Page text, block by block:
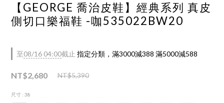
【GEORGE 喬治皮鞋】經典系列 真皮
側切口樂福鞋 -咖535022BW20
至08/16 04:00截止 指定分類，滿3000減388 滿5000減588
NT$2,680 NT$5,390
尺寸 : 38